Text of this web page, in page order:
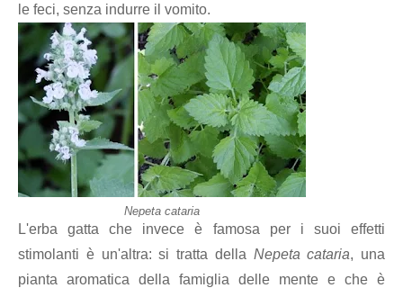
le feci, senza indurre il vomito.
Nepeta cataria
L'erba gatta che invece è famosa per i suoi effetti
stimolanti è un'altra: si tratta della Nepeta cataria, una
pianta aromatica della famiglia delle mente e che è